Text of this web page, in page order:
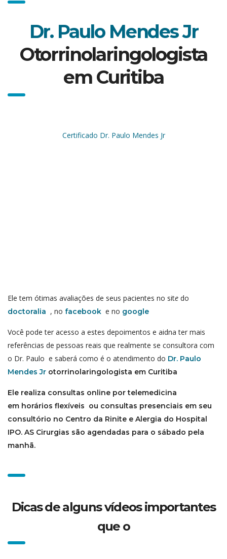
Dr. Paulo Mendes Jr
Otorrinolaringologista
em Curitiba
Certificado Dr. Paulo Mendes Jr
Ele tem ótimas avaliações de seus pacientes no site do
doctoralia , no facebook e no google
Você pode ter acesso a estes depoimentos e aidna ter mais
referências de pessoas reais que realmente se consultora com
o Dr. Paulo e saberá como é o atendimento do Dr. Paulo
Mendes Jr otorrinolaringologista em Curitiba
Ele realiza consultas online por telemedicina
em horários flexíveis ou consultas presenciais em seu
consultório no Centro da Rinite e Alergia do Hospital
IPO. AS Cirurgias são agendadas para o sábado pela
manhã.
Dicas de alguns vídeos importantes
que o